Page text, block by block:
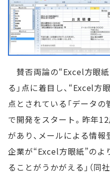
賛否両論の“Excel方眼
る」点に着目し、“Excel方
点とされている「データ
で開発をスタート。昨年
があり、メールによる情報
企業が“Excel方眼紙”のよ
ることがうかがえる」（同社